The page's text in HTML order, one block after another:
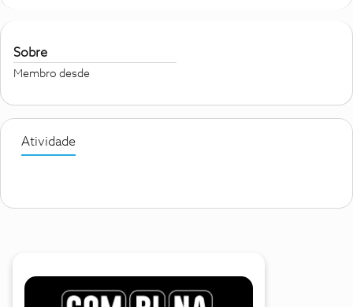
Sobre
Membro desde
Atividade